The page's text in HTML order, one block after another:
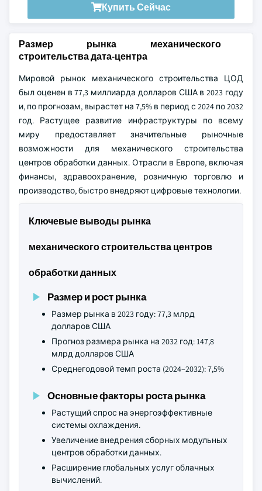
Купить Сейчас
Размер рынка механического
строительства дата-центра
Мировой рынок механического строительства ЦОД
был оценен в 77,3 миллиарда долларов США в 2023 году
и, по прогнозам, вырастет на 7,5% в период с 2024 по 2032
год. Растущее развитие инфраструктуры по всему
миру предоставляет значительные рыночные
возможности для механического строительства
центров обработки данных. Отрасли в Европе, включая
финансы, здравоохранение, розничную торговлю и
производство, быстро внедряют цифровые технологии.
Ключевые выводы рынка
механического строительства центров
обработки данных
Размер и рост рынка
Размер рынка в 2023 году: 77,3 млрд
долларов США
Прогноз размера рынка на 2032 год: 147,8
млрд долларов США
Среднегодовой темп роста (2024–2032): 7,5%
Основные факторы роста рынка
Растущий спрос на энергоэффективные
системы охлаждения.
Увеличение внедрения сборных модульных
центров обработки данных.
Расширение глобальных услуг облачных
вычислений.